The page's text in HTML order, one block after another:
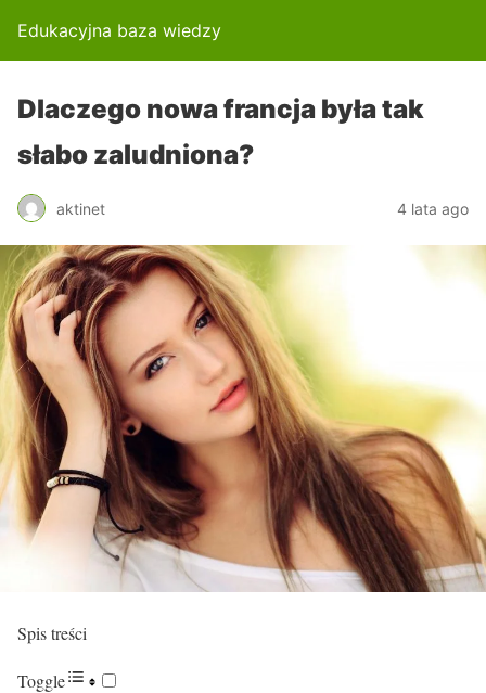
Edukacyjna baza wiedzy
Dlaczego nowa francja była tak
słabo zaludniona?
aktinet 4 lata ago
Spis treści
Toggle